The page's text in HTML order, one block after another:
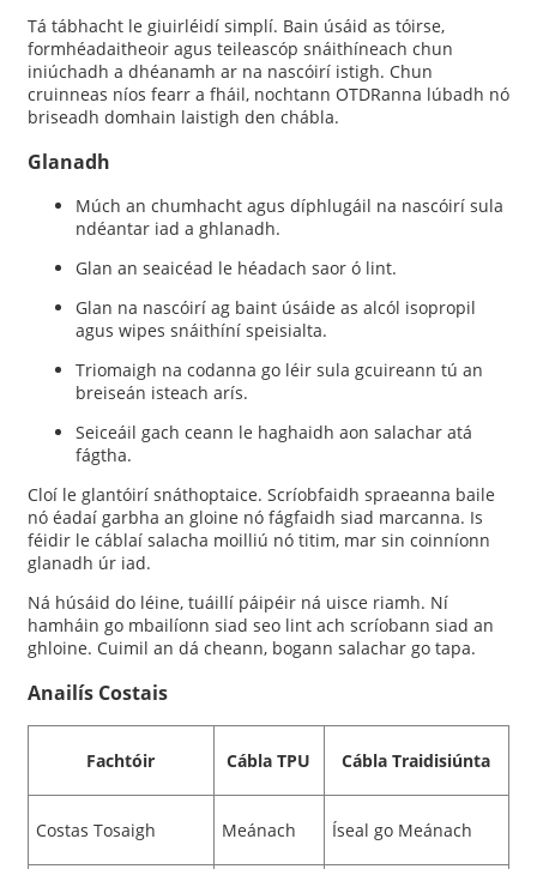
Tá tábhacht le giuirléidí simplí. Bain úsáid as tóirse,
formhéadaitheoir agus teileascóp snáithíneach chun
iniúchadh a dhéanamh ar na nascóirí istigh. Chun
cruinneas níos fearr a fháil, nochtann OTDRanna lúbadh nó
briseadh domhain laistigh den chábla.
Glanadh
Múch an chumhacht agus díphlugáil na nascóirí sula
ndéantar iad a ghlanadh.
Glan an seaicéad le héadach saor ó lint.
Glan na nascóirí ag baint úsáide as alcól isopropil
agus wipes snáithíní speisialta.
Triomaigh na codanna go léir sula gcuireann tú an
breiseán isteach arís.
Seiceáil gach ceann le haghaidh aon salachar atá
fágtha.
Cloí le glantóirí snáthoptaice. Scríobfaidh spraeanna baile
nó éadaí garbha an gloine nó fágfaidh siad marcanna. Is
féidir le cáblaí salacha moilliú nó titim, mar sin coinníonn
glanadh úr iad.
Ná húsáid do léine, tuáillí páipéir ná uisce riamh. Ní
hamháin go mbailíonn siad seo lint ach scríobann siad an
ghloine. Cuimil an dá cheann, bogann salachar go tapa.
Anailís Costais
Fachtóir Cábla TPU Cábla Traidisiúnta
Costas Tosaigh Meánach Íseal go Meánach